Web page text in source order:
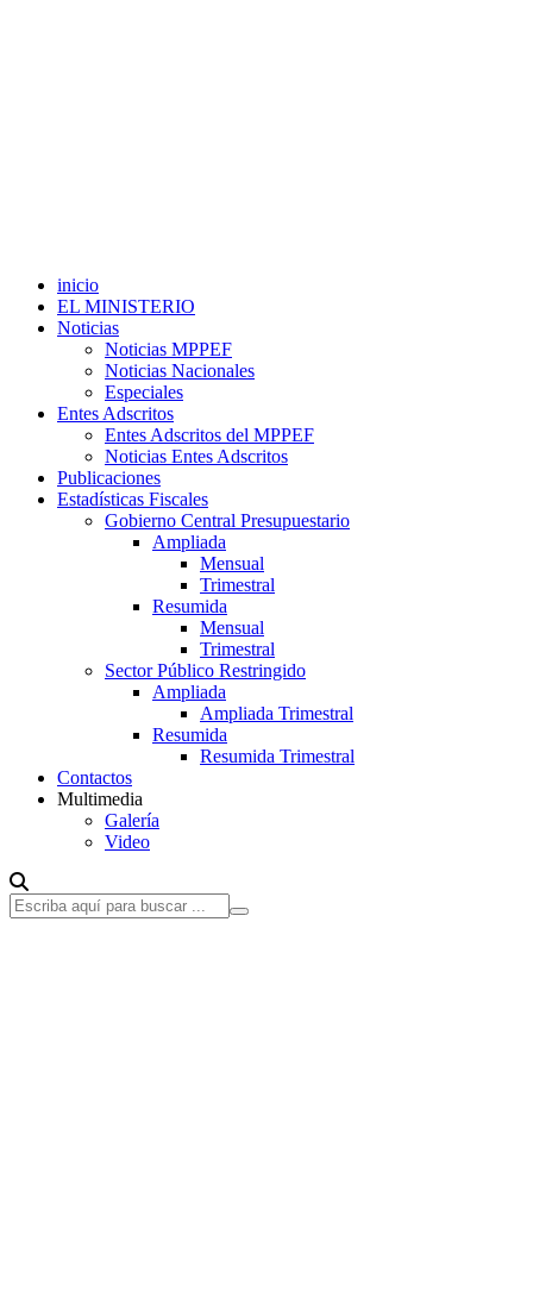
inicio
EL MINISTERIO
Noticias
Noticias MPPEF
Noticias Nacionales
Especiales
Entes Adscritos
Entes Adscritos del MPPEF
Noticias Entes Adscritos
Publicaciones
Estadísticas Fiscales
Gobierno Central Presupuestario
Ampliada
Mensual
Trimestral
Resumida
Mensual
Trimestral
Sector Público Restringido
Ampliada
Ampliada Trimestral
Resumida
Resumida Trimestral
Contactos
Multimedia
Galería
Video